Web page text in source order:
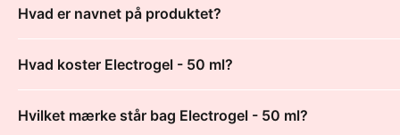
Hvad er navnet på produktet?
Hvad koster Electrogel - 50 ml?
Hvilket mærke står bag Electrogel - 50 ml?